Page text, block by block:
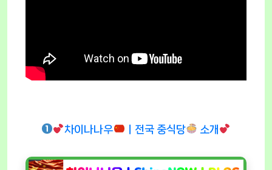
차이나나우 ㅣ전국 중식당 소개